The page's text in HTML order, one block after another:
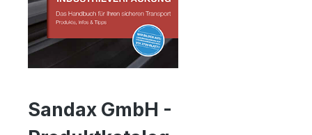
Sandax GmbH -